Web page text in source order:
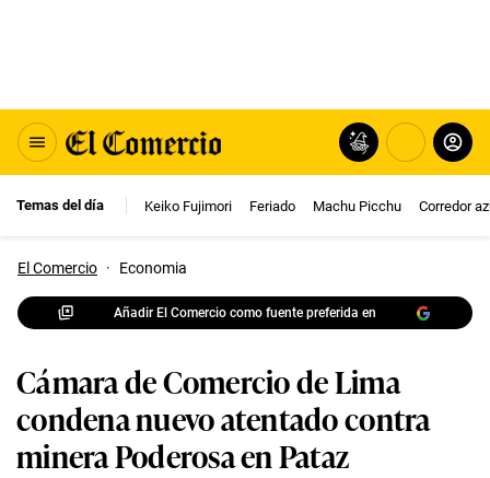
Temas del día Keiko Fujimori Feriado Machu Picchu Corredor
El Comercio · Economia
Añadir El Comercio como fuente preferida en
Cámara de Comercio de Lima
condena nuevo atentado contra
minera Poderosa en Pataz